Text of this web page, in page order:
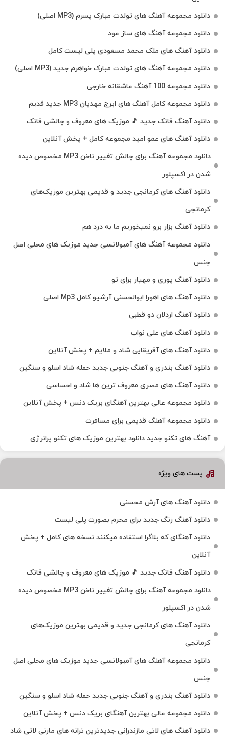
دانلود مجموعه آهنگ های تولدت مبارک پسرم (MP3 اصلی)
دانلود مجموعه آهنگ های ساز عود
دانلود آهنگ های ملک‌ محمد مسعودی پلی لیست کامل
دانلود مجموعه آهنگ های تولدت مبارک خواهرم جدید (MP3 اصلی)
دانلود مجموعه 100 آهنگ عاشقانه خارجی
دانلود مجموعه کامل آهنگ های ایرج مهدیان MP3 جدید قدیم
دانلود آهنگ فانک جدید 🎵 موزیک‌ های معروف و چالشی فانک
دانلود آهنگ های عمو امید مجموعه کامل + پخش آنلاین
دانلود مجموعه آهنگ برای چالش تغییر ناخن MP3 مخصوص دیده
شدن در اکسپلور
دانلود آهنگ‌ های کرمانجی جدید و قدیمی بهترین موزیک‌های
کرمانجی
دانلود آهنگ بزار برو نمیخوریم ما به درد هم
دانلود مجموعه آهنگ های آمبولانسی جدید موزیک های محلی اصل
جنس
دانلود آهنگ پوری و مهیار برای تو
دانلود آهنگ های اهورا ابوالحسنی آرشیو کامل Mp3 اصلی
دانلود آهنگ اردلان دو قطبی
دانلود آهنگ های علی نواب
دانلود آهنگ های آفریقایی شاد و ملایم + پخش آنلاین
دانلود آهنگ بندری و آهنگ جنوبی جدید حفله شاد اسلو و سنگین
دانلود آهنگ های مصری معروف ترین ها شاد و احساسی
دانلود مجموعه عالی بهترین آهنگای بریک دنس + پخش آنلاین
دانلود مجموعه آهنگ قدیمی برای مسافرت
آهنگ های تکنو جدید دانلود بهترین موزیک های تکنو پرانرژی
پست های ویژه
دانلود آهنگ های آرش محسنی
دانلود آهنگ زنگ جدید برای محرم بصورت پلی لیست
دانلود آهنگای که بلاگرا استفاده میکنند نسخه های کامل + پخش
آنلاین
دانلود آهنگ فانک جدید 🎵 موزیک‌ های معروف و چالشی فانک
دانلود مجموعه آهنگ برای چالش تغییر ناخن MP3 مخصوص دیده
شدن در اکسپلور
دانلود آهنگ‌ های کرمانجی جدید و قدیمی بهترین موزیک‌های
کرمانجی
دانلود مجموعه آهنگ های آمبولانسی جدید موزیک های محلی اصل
جنس
دانلود آهنگ بندری و آهنگ جنوبی جدید حفله شاد اسلو و سنگین
دانلود مجموعه عالی بهترین آهنگای بریک دنس + پخش آنلاین
دانلود آهنگ‌ های لاتی مازندرانی جدیدترین ترانه های مازنی لاتی شاد